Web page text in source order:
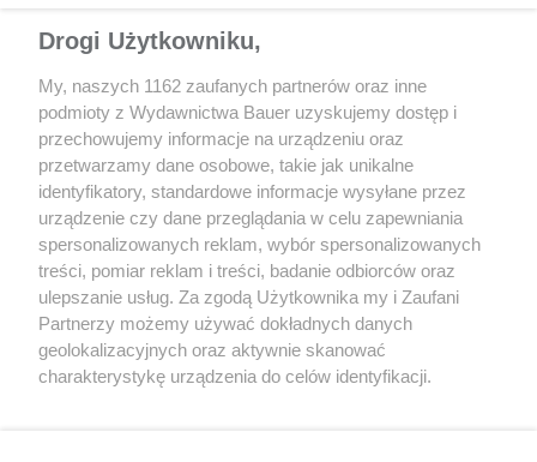
AKTUALNOŚCI
Wzrosły opłaty na trzech odcinkach
autostrady A2
AKTUALNOŚCI
Remonty
Łodzią a Warszawą
Drogi Użytkowniku,
My, naszych 1162 zaufanych partnerów oraz inne
podmioty z Wydawnictwa Bauer uzyskujemy dostęp i
przechowujemy informacje na urządzeniu oraz
przetwarzamy dane osobowe, takie jak unikalne
identyfikatory, standardowe informacje wysyłane przez
urządzenie czy dane przeglądania w celu zapewniania
spersonalizowanych reklam, wybór spersonalizowanych
treści, pomiar reklam i treści, badanie odbiorców oraz
ulepszanie usług. Za zgodą Użytkownika my i Zaufani
Partnerzy możemy używać dokładnych danych
geolokalizacyjnych oraz aktywnie skanować
charakterystykę urządzenia do celów identyfikacji.